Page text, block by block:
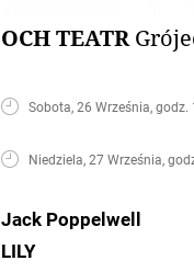
OCH TEATR
Sobota, 26 Września, godz.
Niedziela, 27 Września,
Jack Poppelwell
LILY